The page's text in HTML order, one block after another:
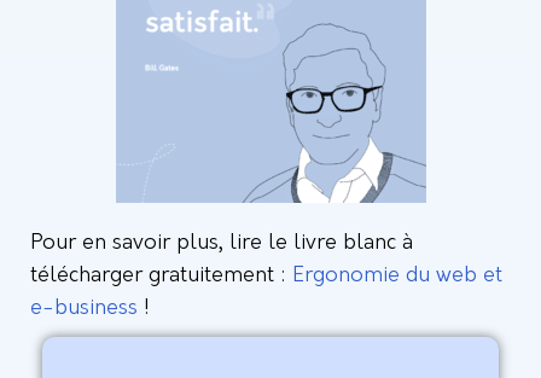
Pour en savoir plus, lire le livre blanc à
télécharger gratuitement : Ergonomie du web et
e-business !